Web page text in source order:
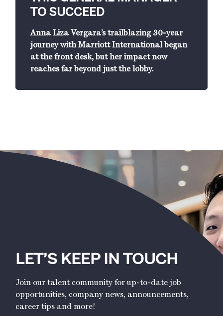
TO SUCCEED
Anna Liza Vergara’s trailblazing 30-year
journey with Marriott International began
at the front desk, but her impact now
reaches far beyond just the lobby.
LET’S KEEP IN TOUCH
Join our talent community for up-to-date job
opportunities, company news, announcements,
career tips and more!